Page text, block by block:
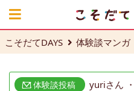
こそだてDAYS 体験談マンガ
体験談投稿 yuriさん